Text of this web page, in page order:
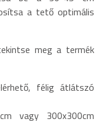
a tető optimális
meg a termék
félig átlátszó
vagy 300x300cm